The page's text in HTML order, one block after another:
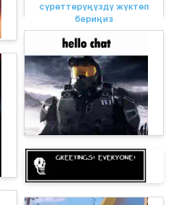
сүрөттөрүңүздү жүктөп
бериңиз